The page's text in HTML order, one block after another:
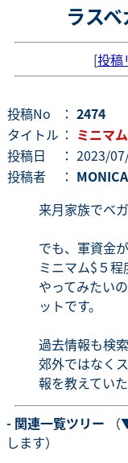
ラス
[投稿
投稿No ： 2474
タイトル ： ミニマ
投稿日
： 2023/
投稿者
： MONICA
来月家族でベ
でも、軍資金
ミニマム$５
やってみたい
ットです。
過去情報も検
郊外ではなく
報を教えてい
- 関連一覧ツリー
します）